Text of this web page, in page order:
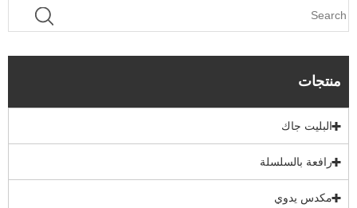
منتجات
البليت جاك
رافعة بالسلسلة
مكدس يدوي